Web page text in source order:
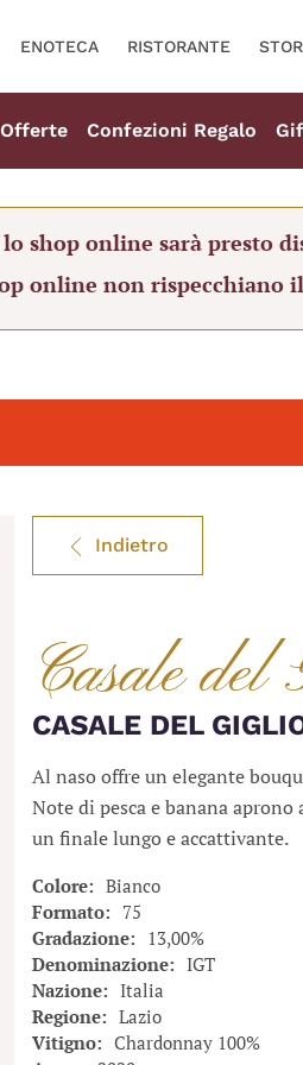
ENOTECA RISTORANTE
Offerte Confezioni Regalo
shop online sarà presto
online non rispecchiano
Indietro
Casale del
CASALE DEL
Al naso offre un elegante
Note di pesca e banana
un finale lungo e accattivante.
Colore
Bianco
Formato
75
Gradazione
13,00%
Denominazione
IGT
Nazione
Italia
Regione
Lazio
Vitigno
Chardonnay 100%